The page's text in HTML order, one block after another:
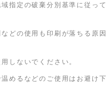
指定の破棄分別基準に従っ
どの使用も印刷が落ちる原
しないでください。
めるなどのご使用はお避け